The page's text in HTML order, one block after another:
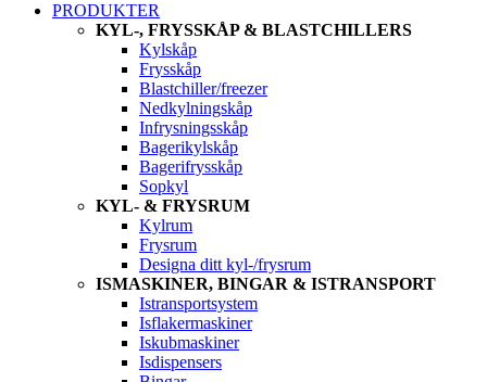
PRODUKTER
KYL-, FRYSSKÅP & BLASTCHILLERS
Kylskåp
Frysskåp
Blastchiller/freezer
Nedkylningskåp
Infrysningsskåp
Bagerikylskåp
Bagerifrysskåp
Sopkyl
KYL- & FRYSRUM
Kylrum
Frysrum
Designa ditt kyl-/frysrum
ISMASKINER, BINGAR & ISTRANSPORT
Istransportsystem
Isflakermaskiner
Iskubmaskiner
Isdispensers